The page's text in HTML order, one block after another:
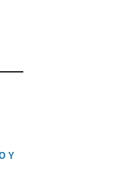
Y